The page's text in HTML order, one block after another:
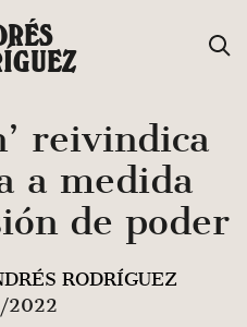
reivindica
a medida
de poder
RODRÍGUEZ
2022